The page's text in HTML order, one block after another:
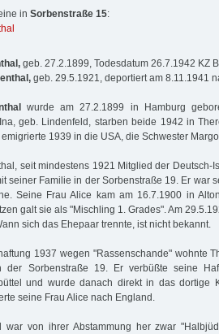
in Sorbenstraße 15:
geb. 27.2.1899, Todesdatum 26.7.1942 KZ
geb. 29.5.1921, deportiert am 8.11.1941
wurde am 27.2.1899 in Hamburg
geb. Lindenfeld, starben beide 1942 in
1939 in die USA, die Schwester
seit mindestens 1921 Mitglied der Deutsch-
seiner Familie in der Sorbenstraße 19. Er war
Seine Frau Alice kam am 16.7.1900 in
galt sie als "Mischling 1. Grades". Am
sich das Ehepaar trennte, ist nicht bekannt.
1937 wegen "Rassenschande" wohnte
der Sorbenstraße 19. Er verbüßte seine
und wurde danach direkt in das dortige
seine Frau Alice nach England.
war von ihrer Abstammung her zwar